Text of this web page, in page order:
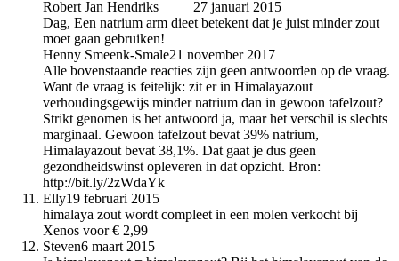
Robert Jan Hendriks
27 januari 2015
Dag, Een natrium arm dieet betekent dat je juist minder zout
moet gaan gebruiken!
Henny Smeenk-Smale21 november 2017
Alle bovenstaande reacties zijn geen antwoorden op de vraag.
Want de vraag is feitelijk: zit er in Himalayazout
verhoudingsgewijs minder natrium dan in gewoon tafelzout?
Strikt genomen is het antwoord ja, maar het verschil is slechts
marginaal. Gewoon tafelzout bevat 39% natrium,
Himalayazout bevat 38,1%. Dat gaat je dus geen
gezondheidswinst opleveren in dat opzicht. Bron:
http://bit.ly/2zWdaYk
Elly19 februari 2015
himalaya zout wordt compleet in een molen verkocht bij
Xenos voor € 2,99
Steven6 maart 2015